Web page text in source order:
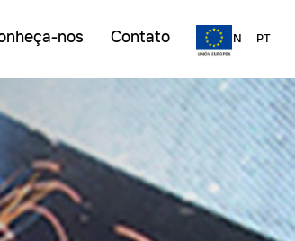
nos Contato ES EN PT